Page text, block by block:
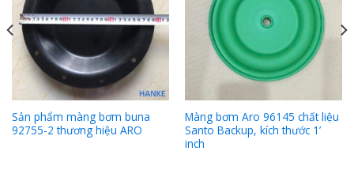
Sản phẩm màng bơm buna
92755-2 thương hiệu ARO
Màng bơm Aro 96145 chất liệu
Santo Backup, kích thước 1’
inch